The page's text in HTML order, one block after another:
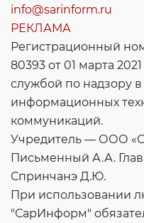
info@sarinform.ru
РЕКЛАМА
Регистрационный
80393 от 01 марта
службой по надзору
информационных
коммуникаций.
Учредитель — ООО
Письменный А.А.
Спринчанэ Д.Ю.
При использовании
"СарИнформ"